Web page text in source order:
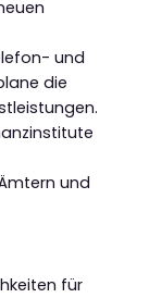
und
die
und
für